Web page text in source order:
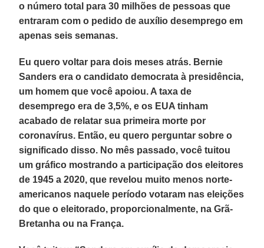
o número total para 30 milhões de pessoas que
entraram com o pedido de auxílio desemprego em
apenas seis semanas.
Eu quero voltar para dois meses atrás. Bernie
Sanders era o candidato democrata à presidência,
um homem que você apoiou. A taxa de
desemprego era de 3,5%, e os EUA tinham
acabado de relatar sua primeira morte por
coronavírus. Então, eu quero perguntar sobre o
significado disso. No mês passado, você tuitou
um gráfico mostrando a participação dos eleitores
de 1945 a 2020, que revelou muito menos norte-
americanos naquele período votaram nas eleições
do que o eleitorado, proporcionalmente, na Grã-
Bretanha ou na França.